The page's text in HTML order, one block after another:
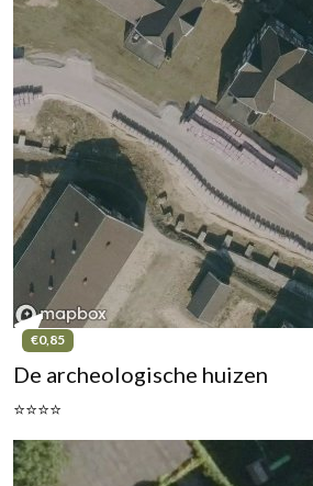
€0,85
De archeologische huizen
⭐⭐⭐⭐